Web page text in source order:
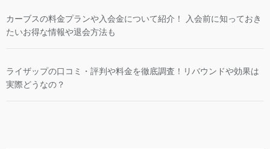
カーブスの料金プランや入会金について紹介！ 入会前に知っておき
たいお得な情報や退会方法も
ライザップの口コミ・評判や料金を徹底調査！リバウンドや効果は
実際どうなの？